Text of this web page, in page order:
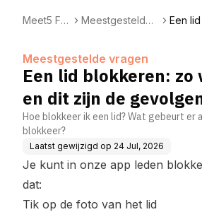
Meet5 FA
Meestgestelde
Een
Meestgestelde vragen
Een lid blokkeren:
en dit zijn de
Hoe blokkeer ik een lid? Wat gebeurt er
blokkeer?
Laatst gewijzigd op 24 Jul, 2026
Je kunt in onze app leden
dat:
Tik op de foto van het lid